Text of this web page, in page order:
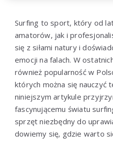
Surfing to sport, który od
amatorów, jak i
się z siłami natury i
emocji na falach. W
również popularność w
których można się nauczyć
niniejszym artykule
fascynującemu światu
sprzęt niezbędny do
dowiemy się, gdzie warto